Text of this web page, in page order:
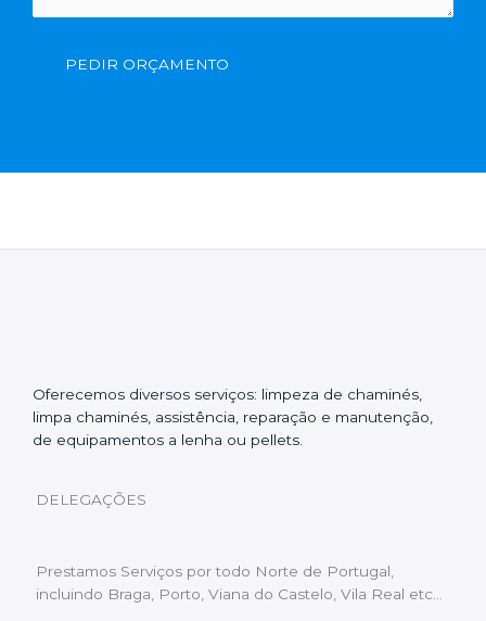
PEDIR ORÇAMENTO
Oferecemos diversos serviços: limpeza de chaminés,
limpa chaminés, assistência, reparação e manutenção,
de equipamentos a lenha ou pellets.
DELEGAÇÕES
Prestamos Serviços por todo Norte de Portugal,
incluindo Braga, Porto, Viana do Castelo, Vila Real etc…